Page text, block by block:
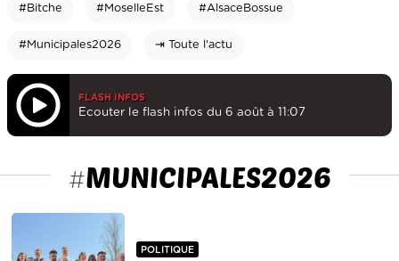
#Bitche #MoselleEst #AlsaceBossue
#Municipales2026 ⇥ Toute l'actu
FLASH INFOS
Ecouter le flash infos du 6 août à 11:07
#MUNICIPALES2026
POLITIQUE